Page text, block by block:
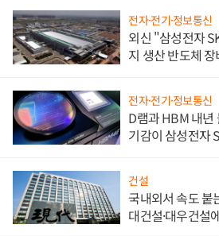
전자·전기·정보통신
외신 "삼성전자
지 생산 반도체
전자·전기·정보통신
D램과 HBM 내년
기감이 삼성전자
건설
국내외서 속도 붙
대건설·대우건설